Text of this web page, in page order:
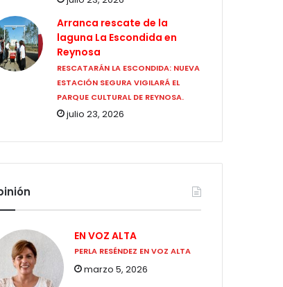
Arranca rescate de la
laguna La Escondida en
Reynosa
RESCATARÁN LA ESCONDIDA: NUEVA
ESTACIÓN SEGURA VIGILARÁ EL
PARQUE CULTURAL DE REYNOSA.
julio 23, 2026
EN VOZ ALTA
PERLA RESÉNDEZ EN VOZ ALTA
marzo 5, 2026